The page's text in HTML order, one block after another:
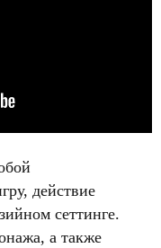
действие
сеттинге.
а также